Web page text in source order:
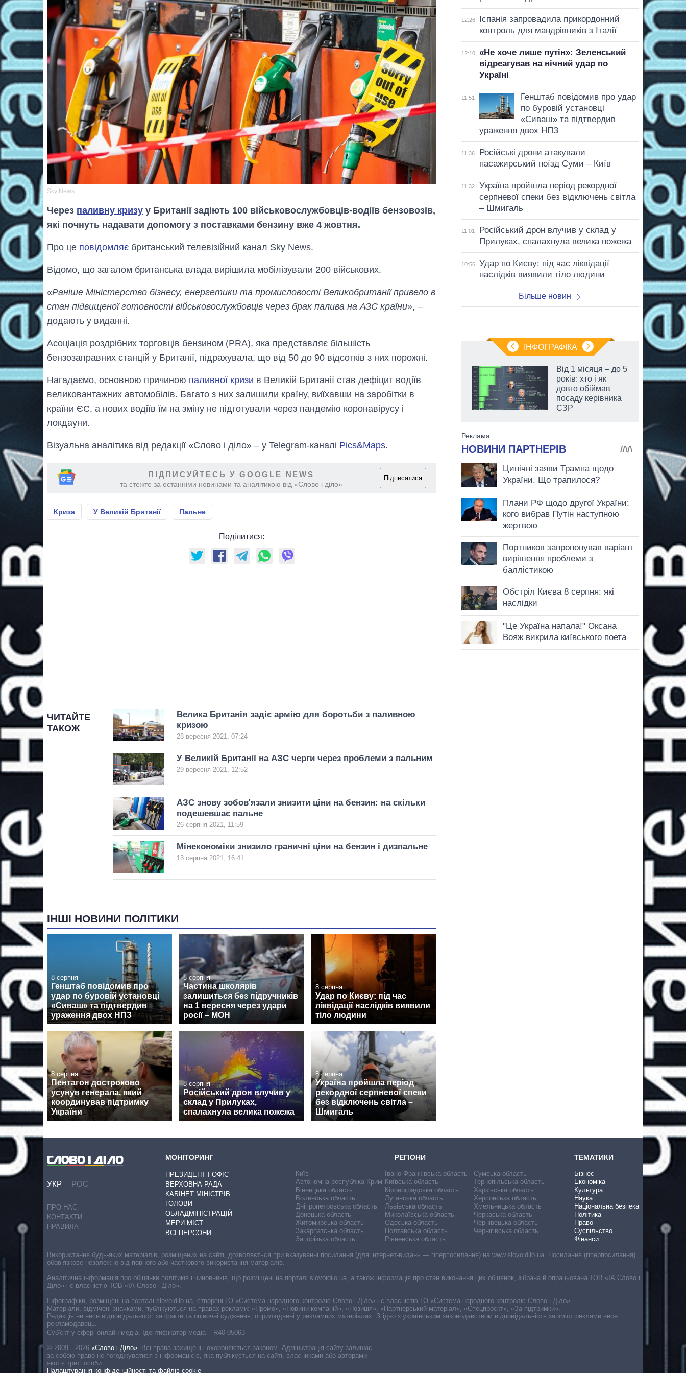
Sky News
Через паливну кризу у Британії задіють 100 військовослужбовців-водіїв бензовозів,
які почнуть надавати допомогу з поставками бензину вже 4 жовтня.
Про це повідомляє британський телевізійний канал Sky News.
Відомо, що загалом британська влада вирішила мобілізували 200 військових.
«Раніше Міністерство бізнесу, енергетики та промисловості Великобританії привело в
стан підвищеної готовності військовослужбовців через брак палива на АЗС країни», –
додають у виданні.
Асоціація роздрібних торговців бензином (PRA), яка представляє більшість
бензозаправних станцій у Британії, підрахувала, що від 50 до 90 відсотків з них порожні.
Нагадаємо, основною причиною паливної кризи в Великій Британії став дефіцит водіїв
великовантажних автомобілів. Багато з них залишили країну, виїхавши на заробітки в
країни ЄС, а нових водіїв їм на зміну не підготували через пандемію коронавірусу і
локдауни.
Візуальна аналітика від редакції «Слово і діло» – у Telegram-каналі Pics&Maps.
ПІДПИСУЙТЕСЬ У GOOGLE NEWS
та стежте за останніми новинами та аналітикою від «Слово і діло»
Підписатися
Криза У Великій Британії Пальне
Поділитися:
ЧИТАЙТЕ
ТАКОЖ
Велика Британія задіє армію для боротьби з паливною
кризою
28 вересня 2021, 07:24
У Великій Британії на АЗС черги через проблеми з пальним
29 вересня 2021, 12:52
АЗС знову зобов'язали знизити ціни на бензин: на скільки
подешевшає пальне
26 серпня 2021, 11:59
Мінекономіки знизило граничні ціни на бензин і дизпальне
13 серпня 2021, 16:41
ІНШІ НОВИНИ ПОЛІТИКИ
8 серпня
Генштаб повідомив про
удар по буровій установці
«Сиваш» та підтвердив
ураження двох НПЗ
8 серпня
Частина школярів
залишиться без підручників
на 1 вересня через удари
росії – МОН
8 серпня
Удар по Києву: під час
ліквідації наслідків виявили
тіло людини
8 серпня
Пентагон достроково
усунув генерала, який
координував підтримку
України
8 серпня
Російський дрон влучив у
склад у Прилуках,
спалахнула велика пожежа
8 серпня
Україна пройшла період
рекордної серпневої спеки
без відключень світла –
Шмигаль
12:26
Іспанія запровадила прикордонний
контроль для мандрівників з Італії
12:10
«Не хоче лише путін»: Зеленський
відреагував на нічний удар по
Україні
11:51
Генштаб повідомив про удар
по буровій установці
«Сиваш» та підтвердив
ураження двох НПЗ
11:36
Російські дрони атакували
пасажирський поїзд Суми – Київ
11:32
Україна пройшла період рекордної
серпневої спеки без відключень світла
– Шмигаль
11:01
Російський дрон влучив у склад у
Прилуках, спалахнула велика пожежа
10:56
Удар по Києву: під час ліквідації
наслідків виявили тіло людини
Більше новин
ІНФОГРАФІКА
вирощували в
великої війни
Від 1 місяця – до 5
років: хто і як
довго обіймав
посаду керівника
СЗР
УКР РОС
ПРО НАС
КОНТАКТИ
ПРАВИЛА
МОНІТОРИНГ
ПРЕЗИДЕНТ І ОФІС
ВЕРХОВНА РАДА
КАБІНЕТ МІНІСТРІВ
ГОЛОВИ
ОБЛАДМІНІСТРАЦІЙ
МЕРИ МІСТ
ВСІ ПЕРСОНИ
РЕГІОНИ
Київ
Автономна республіка Крим
Вінницька область
Волинська область
Дніпропетровська область
Донецька область
Житомирська область
Закарпатська область
Запорізька область
Івано-Франківська область
Київська область
Кіровоградська область
Луганська область
Львівська область
Миколаївська область
Одеська область
Полтавська область
Рівненська область
Сумська область
Тернопільська область
Харківська область
Херсонська область
Хмельницька область
Черкаська область
Чернівецька область
Чернігівська область
ТЕМАТИКИ
Бізнес
Економіка
Культура
Наука
Національна безпека
Політика
Право
Суспільство
Фінанси
Cуб'єкт у сфері онлайн-медіа. Ідентифікатор медіа – R40-05063
© 2009—2026 «Слово і Діло». Всі права захищені і охороняються законом. Адміністрація сайту залишає
за собою право не погоджуватися з інформацією, яка публікується на сайті, власниками або авторами
якої є треті особи.
Налаштування конфіденційності та файлів cookie
Використання будь-яких матеріалів, розміщених на сайті, дозволяється при вказуванні посилання (для інтернет-видань — гіперпосилання) на www.slovoidilo.ua. Посилання (гіперпосилання)
обов’язкове незалежно від повного або часткового використання матеріалів.
Аналітична інформація про обіцянки політиків і чиновників, що розміщені на порталі slovoidilo.ua, а також інформація про стан виконання цих обіцянок, зібрана й опрацьована ТОВ «ІА Слово і
Діло» і є власністю ТОВ «ІА Слово і Діло».
Інфографіки, розміщені на порталі slovoidilo.ua, створені ГО «Система народного контролю Слово і Діло» і є власністю ГО «Система народного контролю Слово і Діло».
Матеріали, відмічені значками, публікуються на правах реклами: «Промо», «Новини компаній», «Позиція», «Партнерський матеріал», «Спецпроєкт», «За підтримки».
Редакція не несе відповідальності за факти та оціночні судження, оприлюднені у рекламних матеріалах. Згідно з українським законодавством відповідальність за зміст реклами несе
рекламодавець.